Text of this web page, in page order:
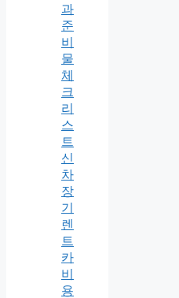
과
준
비
물
체
크
리
스
트
신
차
장
기
렌
트
카
비
용